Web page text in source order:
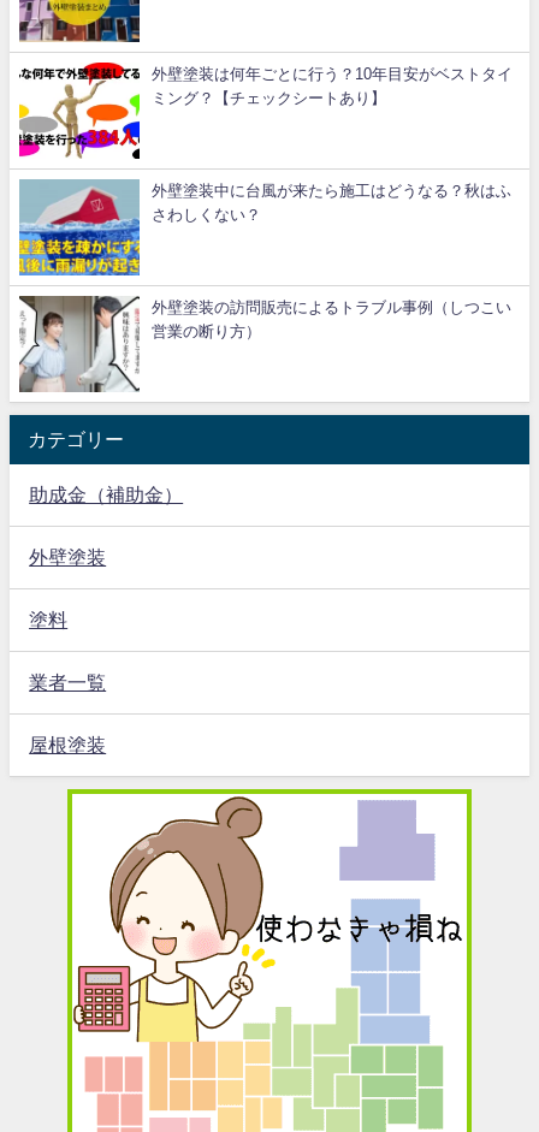
外壁塗装は何年ごとに行う？10年目安がベストタイ
ミング？【チェックシートあり】
外壁塗装中に台風が来たら施工はどうなる？秋はふ
さわしくない？
外壁塗装の訪問販売によるトラブル事例（しつこい
営業の断り方）
カテゴリー
助成金（補助金）
外壁塗装
塗料
業者一覧
屋根塗装